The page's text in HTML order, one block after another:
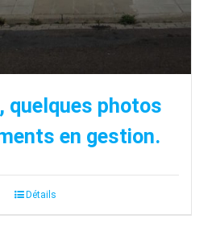
quelques photos
en gestion.
Détails